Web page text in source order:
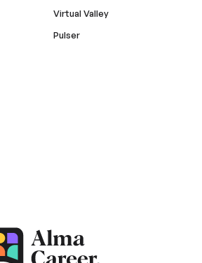
Virtual Valley
Pulser